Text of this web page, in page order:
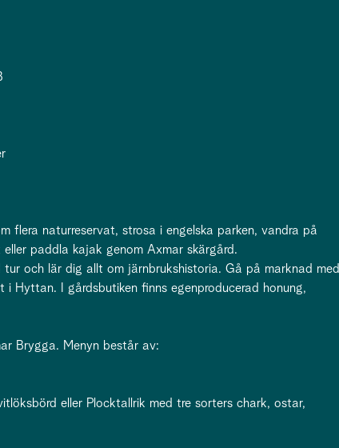
flera naturreservat, strosa i engelska parken, vandra på
paddla kajak genom Axmar skärgård.
och lär dig allt om järnbrukshistoria. Gå på marknad med
i Hyttan. I gårdsbutiken finns egenproducerad honung,
Brygga. Menyn består av:
eller Plocktallrik med tre sorters chark, ostar,